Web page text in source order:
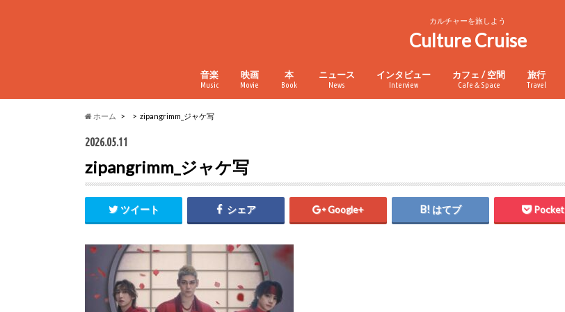
カルチャーを旅しよう
Culture Cruise
音楽
Music
映画
Movie
本
Book
ニュース
News
インタビュー
Interview
カフェ / 空間
Cafe＆Space
旅行
Travel
ホーム zipangrimm_ジャケ写
2026.05.11
zipangrimm_ジャケ写
ツイート シェア Google+ はてブ Pocket